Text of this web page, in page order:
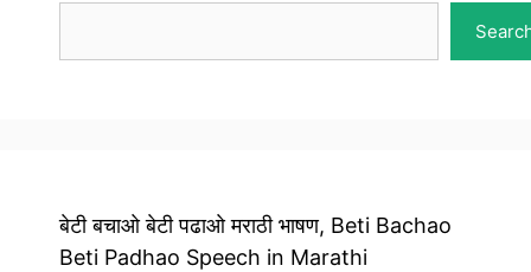
बेटी बचाओ बेटी पढाओ मराठी भाषण, Beti Bachao
Beti Padhao Speech in Marathi